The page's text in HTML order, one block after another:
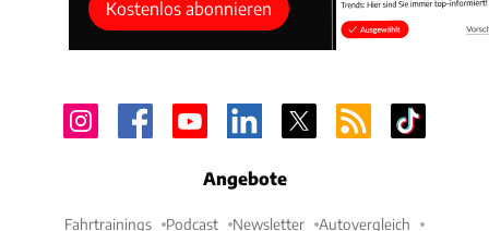
Kostenlos abonnieren
Angebote
Fahrtrainings Podcast Newsletter Autovergleich